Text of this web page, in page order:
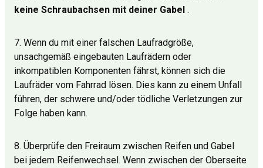
keine Schraubachsen mit deiner Gabel .
7. Wenn du mit einer falschen Laufradgröße,
unsachgemäß eingebauten Laufrädern oder
inkompatiblen Komponenten fährst, können sich die
Laufräder vom Fahrrad lösen. Dies kann zu einem Unfall
führen, der schwere und/oder tödliche Verletzungen zur
Folge haben kann.
8. Überprüfe den Freiraum zwischen Reifen und Gabel
bei jedem Reifenwechsel. Wenn zwischen der Oberseite